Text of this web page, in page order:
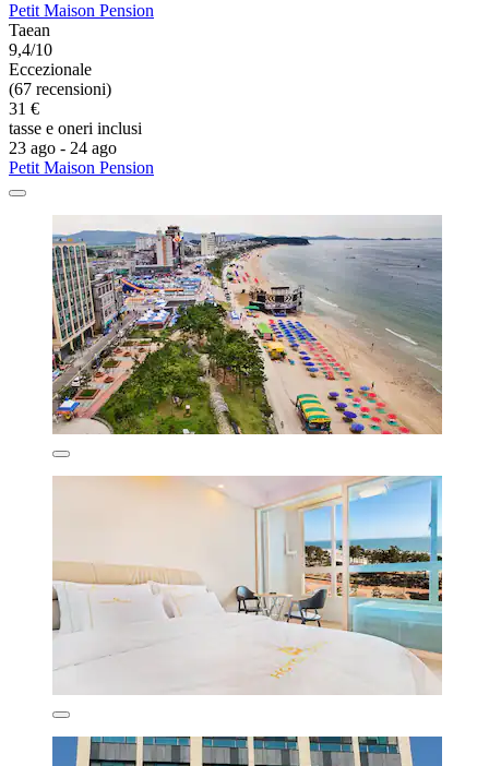
Petit Maison Pension
Taean
9,4/10
Eccezionale
(67 recensioni)
31 €
tasse e oneri inclusi
23 ago - 24 ago
Petit Maison Pension